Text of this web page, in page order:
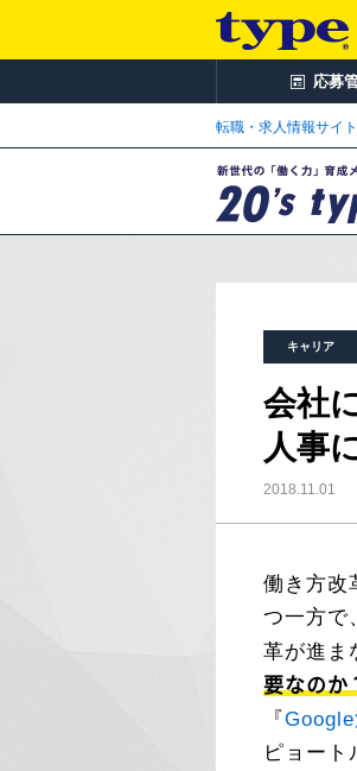
応募
転職・求人情報サイ
キャリア
会社
人事
2018.11.01
働き方改
つ一方で
革が進ま
要なのか
『
ピョート